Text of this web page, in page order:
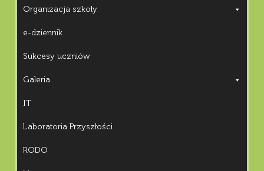
Organizacja szkoły
e-dziennik
Sukcesy uczniów
Galeria
IT
Laboratoria Przyszłości
RODO